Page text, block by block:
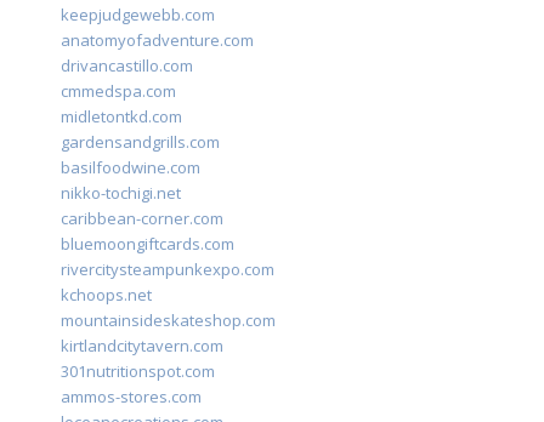
keepjudgewebb.com
anatomyofadventure.com
drivancastillo.com
cmmedspa.com
midletontkd.com
gardensandgrills.com
basilfoodwine.com
nikko-tochigi.net
caribbean-corner.com
bluemoongiftcards.com
rivercitysteampunkexpo.com
kchoops.net
mountainsideskateshop.com
kirtlandcitytavern.com
301nutritionspot.com
ammos-stores.com